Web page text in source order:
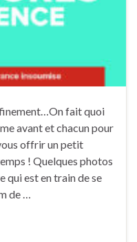
fait quoi
avant et chacun pour
offrir un petit
! Quelques photos
qui est en train de se
de …